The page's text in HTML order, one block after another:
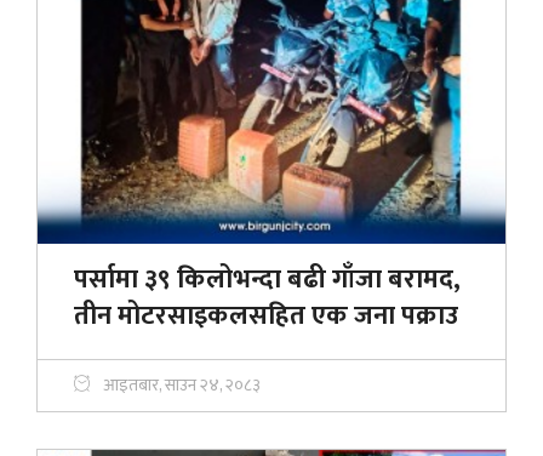
पर्सामा ३९ किलोभन्दा बढी गाँजा बरामद,
तीन मोटरसाइकलसहित एक जना पक्राउ
आइतबार, साउन २४, २०८३